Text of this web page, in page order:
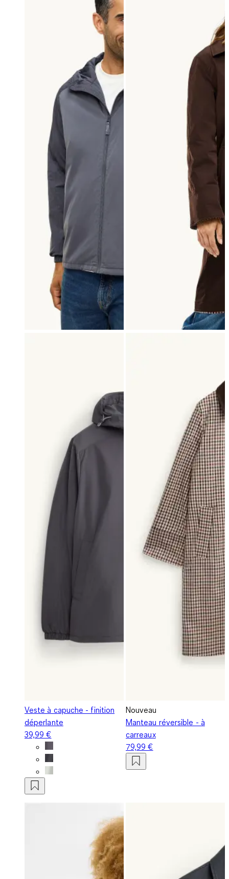
Veste à capuche - finition
déperlante
39,99 €
Nouveau
Manteau réversible - à
carreaux
79,99 €